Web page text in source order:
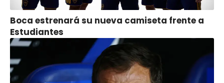
Boca estrenará su nueva camiseta frente a
Estudiantes